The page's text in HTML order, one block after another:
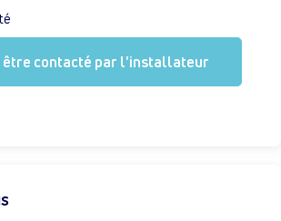
être contacté par l'installateur